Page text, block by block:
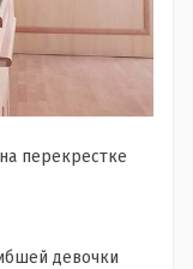
перекрестке
девочки